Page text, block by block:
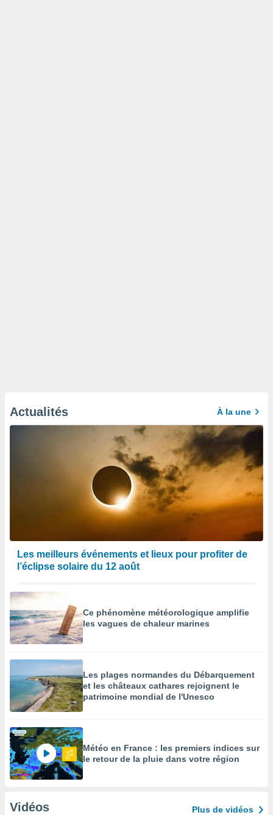
Actualités À la une
Les meilleurs événements et lieux pour profiter de
l’éclipse solaire du 12 août
Ce phénomène météorologique amplifie
les vagues de chaleur marines
Les plages normandes du Débarquement
et les châteaux cathares rejoignent le
patrimoine mondial de l'Unesco
Météo en France : les premiers indices sur
le retour de la pluie dans votre région
Vidéos Plus de vidéos